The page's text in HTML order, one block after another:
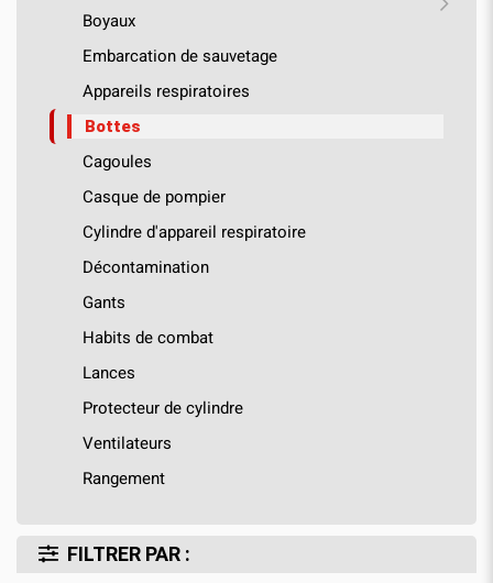
Boyaux
Embarcation de sauvetage
Appareils respiratoires
Bottes
Cagoules
Casque de pompier
Cylindre d'appareil respiratoire
Décontamination
Gants
Habits de combat
Lances
Protecteur de cylindre
Ventilateurs
Rangement
FILTRER PAR :